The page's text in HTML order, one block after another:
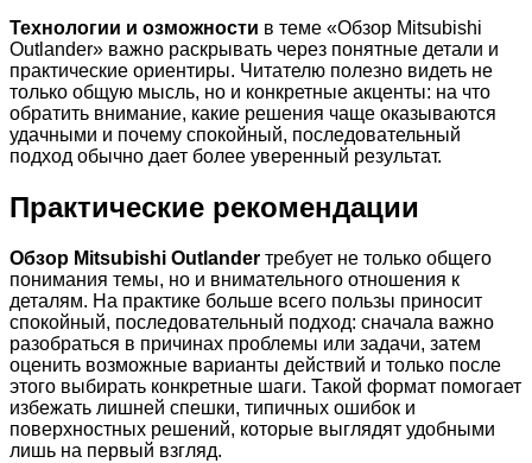
Технологии и озможности в теме «Обзор Mitsubishi
Outlander» важно раскрывать через понятные детали и
практические ориентиры. Читателю полезно видеть не
только общую мысль, но и конкретные акценты: на что
обратить внимание, какие решения чаще оказываются
удачными и почему спокойный, последовательный
подход обычно дает более уверенный результат.
Практические рекомендации
Обзор Mitsubishi Outlander требует не только общего
понимания темы, но и внимательного отношения к
деталям. На практике больше всего пользы приносит
спокойный, последовательный подход: сначала важно
разобраться в причинах проблемы или задачи, затем
оценить возможные варианты действий и только после
этого выбирать конкретные шаги. Такой формат помогает
избежать лишней спешки, типичных ошибок и
поверхностных решений, которые выглядят удобными
лишь на первый взгляд.